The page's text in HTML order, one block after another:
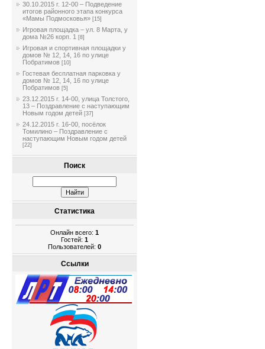
30.10.2015 г. 12-00 – Подведение
итогов районного этапа конкурса
«Мамы Подмосковья» [15]
Игровая площадка – ул. 8 Марта, у
дома №26 корп. 1 [8]
Игровая и спортивная площадки у
домов № 12, 14, 16 по улице
Побратимов [10]
Гостевая бесплатная парковка у
домов № 12, 14, 16 по улице
Побратимов [5]
23.12.2015 г. 14-00, улица Толстого,
13 – Поздравление с наступающим
Новым годом детей [37]
24.12.2015 г. 16-00, посёлок
Томилино – Поздравление с
наступающим Новым годом детей
[22]
Поиск
Статистика
Онлайн всего: 1
Гостей: 1
Пользователей: 0
Ссылки